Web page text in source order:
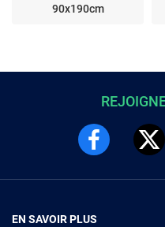
90x190cm
EN SAVOIR PLUS